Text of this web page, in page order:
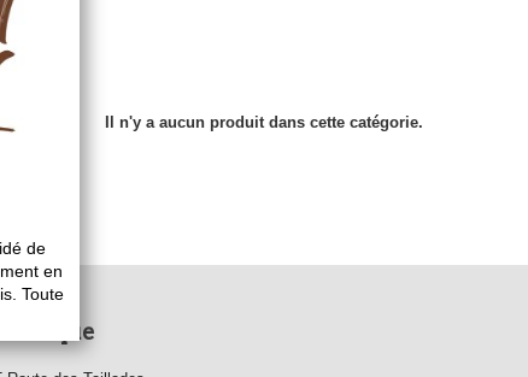
Il n'y a aucun produit dans cette catégorie.